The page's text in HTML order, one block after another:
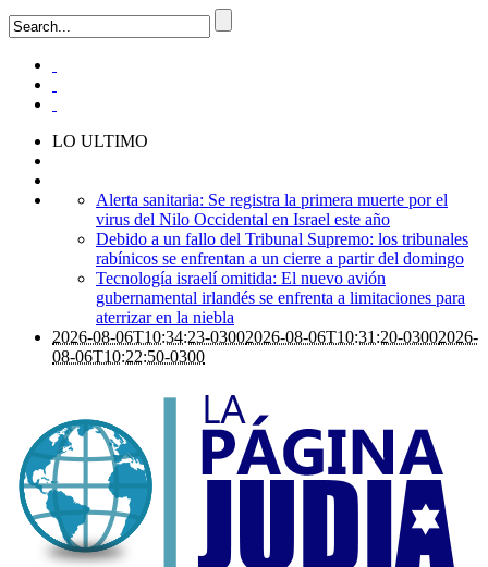
LO ULTIMO
Alerta sanitaria: Se registra la primera muerte por el
virus del Nilo Occidental en Israel este año
Debido a un fallo del Tribunal Supremo: los tribunales
rabínicos se enfrentan a un cierre a partir del domingo
Tecnología israelí omitida: El nuevo avión
gubernamental irlandés se enfrenta a limitaciones para
aterrizar en la niebla
2026-08-06T10:34:23-03002026-08-06T10:31:20-03002026-
08-06T10:22:50-0300